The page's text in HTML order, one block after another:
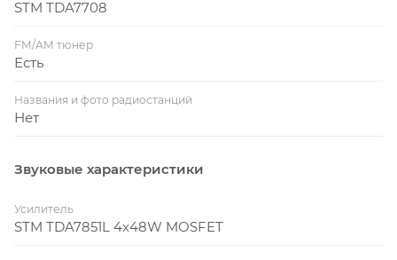
STM TDA7708
FM/AM тюнер
Есть
Названия и фото радиостанций
Нет
Звуковые характеристики
Усилитель
STM TDA7851L 4x48W MOSFET